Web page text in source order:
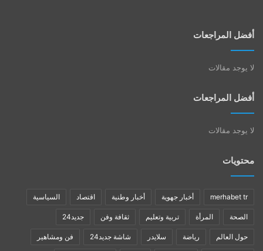
أفضل المراجعات
لا يوجد مقالات
أفضل المراجعات
لا يوجد مقالات
محتويات
merhabet tr أخبار جهوية أخبار وطنية اقتصاد السياسية
الصحة المرأة تربية وتعليم ثقافة وفن جديد24
حول العالم رياضة سلايدر شاشة جديد24 فن ومشاهير